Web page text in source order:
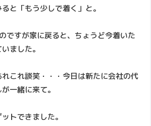
と「もう少しで着く」と。
ですが家に戻ると、ちょうど今着いた
ました。
これ談笑・・・今日は新たに会社の代
一緒に来て。
トできました。